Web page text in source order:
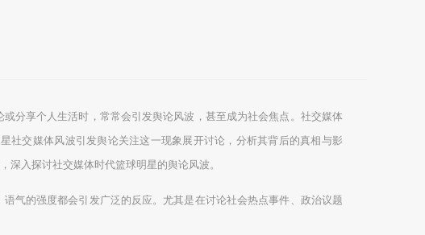
分享个人生活时，常常会引发舆论风波，甚至成为社会焦点。社交媒体
社交媒体风波引发舆论关注这一现象展开讨论，分析其背后的真相与影
入探讨社交媒体时代篮球明星的舆论风波。
气的强度都会引发广泛的反应。尤其是在讨论社会热点事件、政治议题